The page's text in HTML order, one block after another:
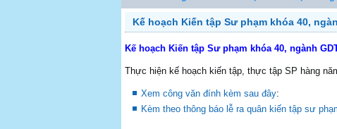
Kế hoạch Kiến tập Sư phạm khóa 40,
Kế hoạch Kiến tập Sư phạm khóa 40, ngành
Thực hiện kế hoạch kiến tập, thực tập SP hàng
Xem công văn đính kèm sau đây:
Kèm theo thông báo lễ ra quân kiến tập sư